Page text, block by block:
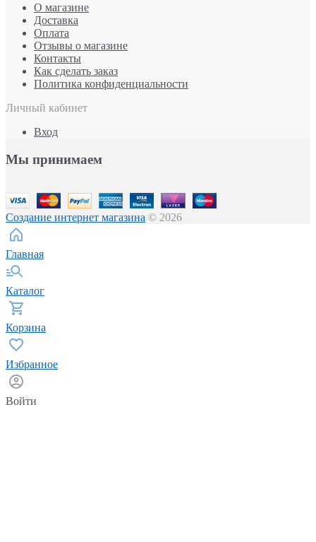
О магазине
Доставка
Оплата
Отзывы о магазине
Контакты
Как сделать заказ
Политика конфиденциальности
Личный кабинет
Вход
Мы принимаем
Создание интернет магазина © 2026
Главная
Каталог
Корзина
Избранное
Войти